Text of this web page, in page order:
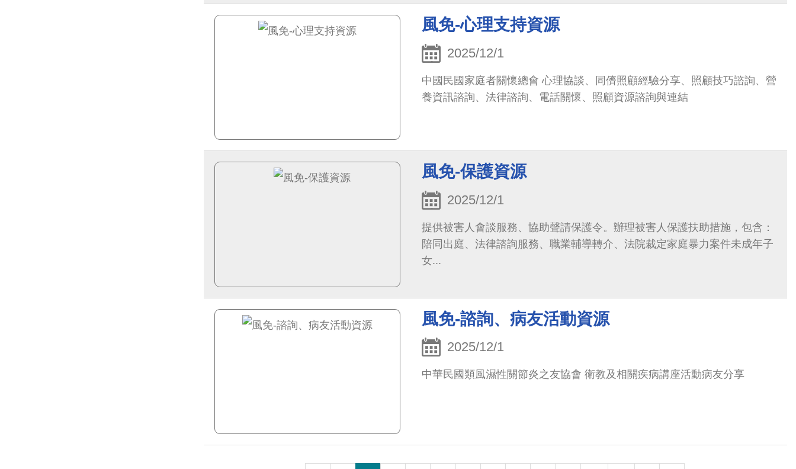
風免-心理支持資源
2025/12/1
中國民國家庭者關懷總會 心理協談、同儕照顧經驗分享、照顧技巧諮詢、營
養資訊諮詢、法律諮詢、電話關懷、照顧資源諮詢與連結
風免-保護資源
2025/12/1
提供被害人會談服務、協助聲請保護令。辦理被害人保護扶助措施，包含：
陪同出庭、法律諮詢服務、職業輔導轉介、法院裁定家庭暴力案件未成年子
女...
風免-諮詢、病友活動資源
2025/12/1
中華民國類風濕性關節炎之友協會 衛教及相關疾病講座活動病友分享